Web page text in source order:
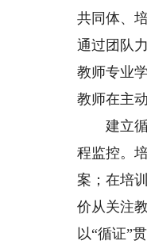
共同体、
通过团队
教师专业
教师在主
建立循
程监控。
案；在培
价从关注
以“循证”